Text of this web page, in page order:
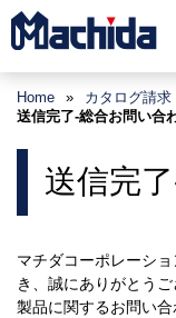
Home » カタログ請
送信完了-総合お問い合
送信完
マチダコーポレーシ
き、誠にありがとうご
製品に関するお問い